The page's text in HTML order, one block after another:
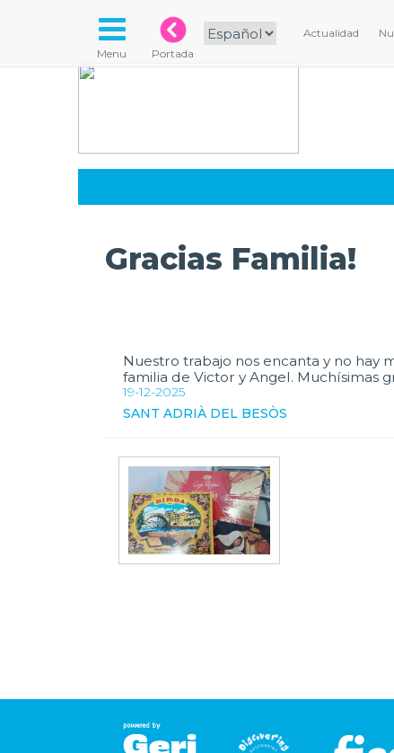
Actualidad
Menu Portada
Gracias Familia!
Nuestro trabajo nos encanta y no hay
familia de Victor y Angel. Muchísimas
19-12-2025
SANT ADRIÀ DEL BESÒS